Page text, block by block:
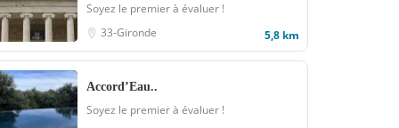
Soyez le premier à évaluer !
33-Gironde
5,8 km
Accord’Eau..
Soyez le premier à évaluer !